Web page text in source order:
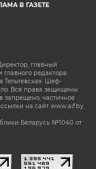
В ГАЗЕТЕ
главный
главного редактора:
Шеф-
Все права защищены.
запрещено, частичное
на сайт www.aif.by.
Беларусь №1040 от